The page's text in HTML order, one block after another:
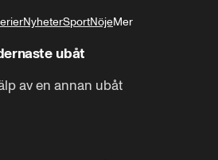
oss har vi deras
NyheterSportNöjeMer
ubåt
av en annan ubåt